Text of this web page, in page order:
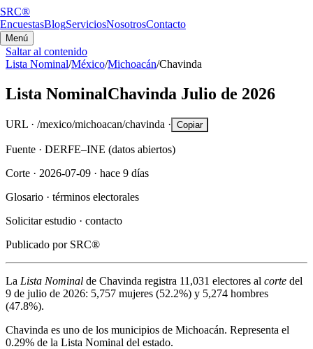
SRC®
EncuestasBlogServiciosNosotrosContacto
Menú
Saltar al contenido
Lista Nominal/México/Michoacán/Chavinda
Lista NominalChavinda Julio de 2026
URL · /mexico/michoacan/chavinda · Copiar
Fuente · DERFE–INE (datos abiertos)
Corte · 2026-07-09 · hace 9 días
Glosario · términos electorales
Solicitar estudio · contacto
Publicado por SRC®
La Lista Nominal de Chavinda registra 11,031 electores al corte del
9 de julio de 2026: 5,757 mujeres (52.2%) y 5,274 hombres
(47.8%).
Chavinda es uno de los municipios de Michoacán. Representa el
0.29% de la Lista Nominal del estado.